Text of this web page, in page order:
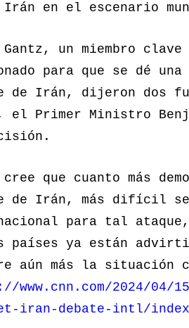
Irán en el escenario
Gantz, un miembro
para que se dé
de Irán, dijeron dos
el Primer Ministro
cree que cuanto más
de Irán, más difícil
para tal
países ya están
aún más la
www.cnn.com/2024/04/
iran-debate-intl/